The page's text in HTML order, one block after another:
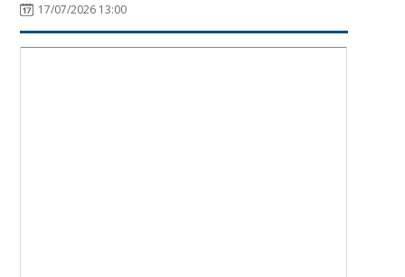
17/07/2026 13:00